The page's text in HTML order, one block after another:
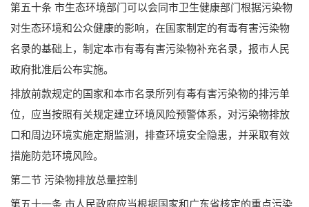
第五十条 市生态环境部门可以会同市卫生健康部门根据污染物
对生态环境和公众健康的影响，在国家制定的有毒有害污染物
名录的基础上，制定本市有毒有害污染物补充名录，报市人民
政府批准后公布实施。
排放前款规定的国家和本市名录所列有毒有害污染物的排污单
位，应当按照有关规定建立环境风险预警体系，对污染物排放
口和周边环境实施定期监测，排查环境安全隐患，并采取有效
措施防范环境风险。
第二节 污染物排放总量控制
第五十一条 市人民政府应当根据国家和广东省核定的重点污染